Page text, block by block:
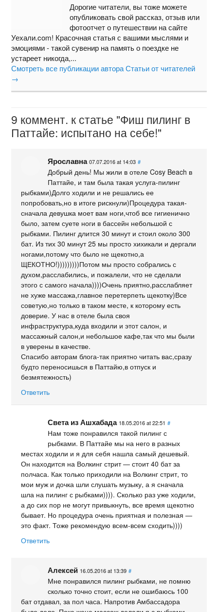
Дорогие читатели, вы тоже можете
опубликовать свой рассказ, отзыв или
фотоотчет о путешествии на сайте
Уехали.com! Красочная статья с вашими мыслями и
эмоциями - такой сувенир на память о поездке не
устареет никогда,...
Смотреть все публикации автора Статьи от читателей
→
9 коммент. к статье "Фиш пилинг в
Паттайе: испытано на себе!"
Ярославна 07.07.2016 at 14:03 #
Добрый день! Мы жили в отеле Cosy Beach в
Паттайе, и там была такая услуга-пилинг
рыбками)Долго ходили и не решались ее
попробовать,но в итоге рискнули)Процедура такая-
сначала девушка моет вам ноги,чтоб все гигиенично
было, затем суете ноги в бассейн небольшой с
рыбками. Пилинг длится 30 минут и стоил около 300
бат. Из тих 30 минут 25 мы просто хихикали и дергали
ногами,потому что было не щекотно,а
ЩЕКОТНО!)))))))))Потом мы просто собрались с
духом,расслабились, и пожалели, что не сделали
этого с самого начала))))Очень приятно,расслабляет
не хуже массажа,главное перетерпеть щекотку)Все
советую,но только в таком месте, к которому есть
доверие. У нас в отеле была своя
инфраструктура,куда входили и этот салон, и
массажный салон,и небольшое кафе,так что мы были
в уверены в качестве.
Спасибо авторам блога-так приятно читать вас,сразу
будто переносишься в Паттайю,в отпуск и
безмятежность)
Ответить
Света из Ашхабада 18.05.2016 at 22:51 #
Нам тоже понравился такой пилинг с
рыбками. В Паттайе мы на него в разных
местах ходили и я для себя нашла самый дешевый.
Он находится на Волкинг стрит — стоит 40 бат за
полчаса. Как только приходили на Волкинг стрит, то
мои муж и дочка шли слушать музыку, а я сначала
шла на пилинг с рыбками)))). Сколько раз уже ходили,
а до сих пор не могут привыкнуть, все время щекотно
бывает. Но процедура очень приятная и полезная —
это факт. Тоже рекомендую всем-всем сходить))))
Ответить
Алексей 16.05.2016 at 13:39 #
Мне понравился пилинг рыбками, не помню
сколько точно стоит, если не ошибаюсь 100
бат отдавал, за пол часа. Напротив Амбассадора